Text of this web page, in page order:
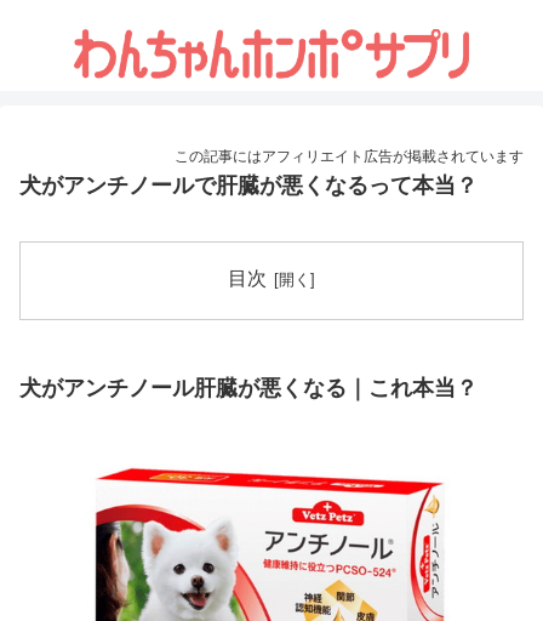
犬がアンチノールで肝臓が悪くなるって本当？
この記事にはアフィリエイト広告が掲載されています
目次
犬がアンチノール肝臓が悪くなる｜これ本当？